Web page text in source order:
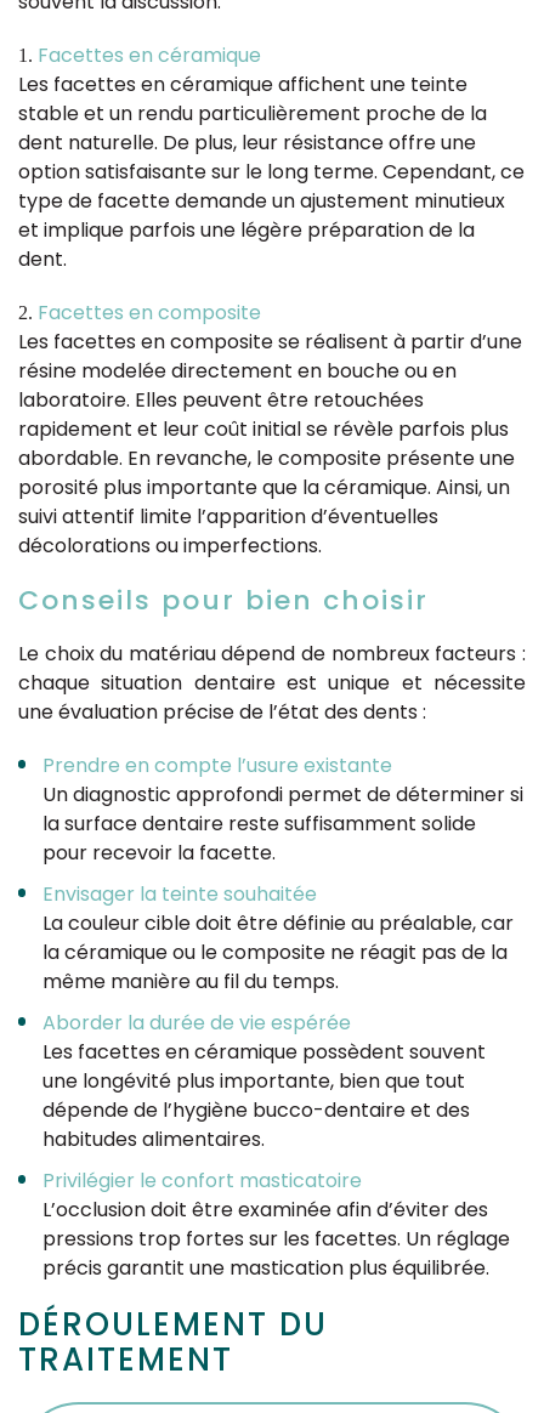
Facettes en céramique
Les facettes en céramique affichent une teinte
stable et un rendu particulièrement proche de la
dent naturelle. De plus, leur résistance offre une
option satisfaisante sur le long terme. Cependant, ce
type de facette demande un ajustement minutieux
et implique parfois une légère préparation de la
dent.
Facettes en composite
Les facettes en composite se réalisent à partir d’une
résine modelée directement en bouche ou en
laboratoire. Elles peuvent être retouchées
rapidement et leur coût initial se révèle parfois plus
abordable. En revanche, le composite présente une
porosité plus importante que la céramique. Ainsi, un
suivi attentif limite l’apparition d’éventuelles
décolorations ou imperfections.
Conseils pour bien choisir
Le choix du matériau dépend de nombreux facteurs :
chaque situation dentaire est unique et nécessite
une évaluation précise de l’état des dents :
Prendre en compte l’usure existante
Un diagnostic approfondi permet de déterminer si
la surface dentaire reste suffisamment solide
pour recevoir la facette.
Envisager la teinte souhaitée
La couleur cible doit être définie au préalable, car
la céramique ou le composite ne réagit pas de la
même manière au fil du temps.
Aborder la durée de vie espérée
Les facettes en céramique possèdent souvent
une longévité plus importante, bien que tout
dépende de l’hygiène bucco-dentaire et des
habitudes alimentaires.
Privilégier le confort masticatoire
L’occlusion doit être examinée afin d’éviter des
pressions trop fortes sur les facettes. Un réglage
précis garantit une mastication plus équilibrée.
DÉROULEMENT DU
TRAITEMENT